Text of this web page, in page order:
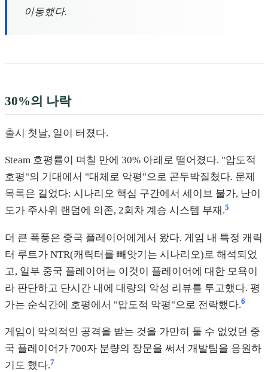
이동했다.
30%의 나락
출시 첫날, 일이 터졌다.
Steam 호평률이 며칠 만에 30% 아래로 떨어졌다. "압도적
호평"의 기대에서 "대체로 악평"으로 곤두박질쳤다. 문제
목록은 길었다: 시나리오 핵심 구간에서 세이브 불가, 난이
도가 주사위 랜덤에 의존, 2회차 계승 시스템 부재.5
더 큰 폭풍은 중국 플레이어에게서 왔다. 게임 내 특정 캐릭
터 루트가 NTR(캐릭터를 빼앗기는 시나리오)로 해석되었
고, 일부 중국 플레이어는 이것이 플레이어에 대한 모욕이
라 판단하고 단시간 내에 대량의 악성 리뷰를 투고했다. 평
가는 순식간에 호평에서 "압도적 악평"으로 전락했다.6
게임이 악의적인 공격을 받는 것을 가만히 둘 수 없었던 중
국 플레이어가 700자 분량의 장문을 써서 개발팀을 응원하
기도 했다.7